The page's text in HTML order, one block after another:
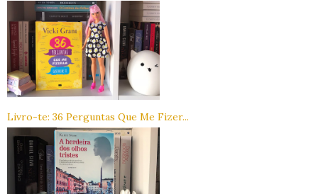
Livro-te: 36 Perguntas Que Me Fizer...